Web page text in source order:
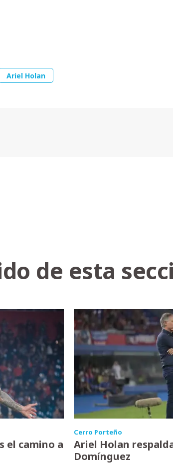
Ariel Holan
de esta
el camino a
Cerro Porteño
Ariel Holan
Domínguez